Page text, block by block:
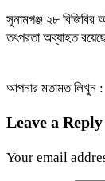
সুনামগঞ্জ ২৮ বিজিবির
তৎপরতা অব্যাহত
আপনার মতামত লিখুন :
Leave a Reply
Your email